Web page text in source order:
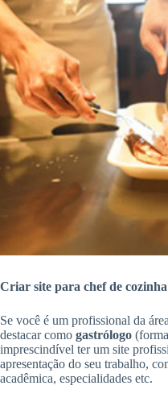
Criar site para chef de
Se você é um profissional da
destacar como gastrólogo
imprescindível ter um site
apresentação do seu trabalho,
acadêmica, especialidades etc.